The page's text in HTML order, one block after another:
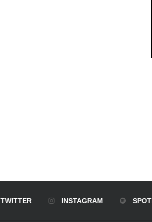
TWITTER INSTAGRAM